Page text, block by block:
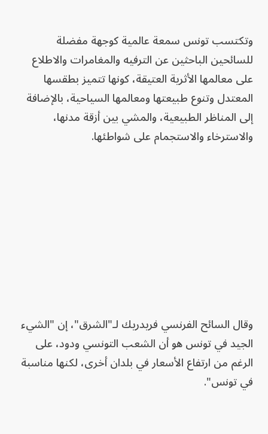
وتكتسب تونس سمعة عالمية كوجهة مفضلة
للسائحين الباحثين عن الترفيه والمغامرات والاطلاع
على معالمها الأثرية العتيقة، كونها تتميز بطقسها
المعتدل وتنوع طبيعتها ومعالمها السياحية، بالإضافة
إلى المناظر الطبيعية، والمشي بين أزقة مدنها،
والاسترخاء والاستجمام على شواطئها.
وقال السائح الفرنسي فريدريك لـ"الشرق"، إن "الشيء
الجيد في تونس هو أن الشعب التونسي ودود، على
الرغم من ارتفاع الأسعار في بلدان أخرى، لكنها مناسبة
في تونس".